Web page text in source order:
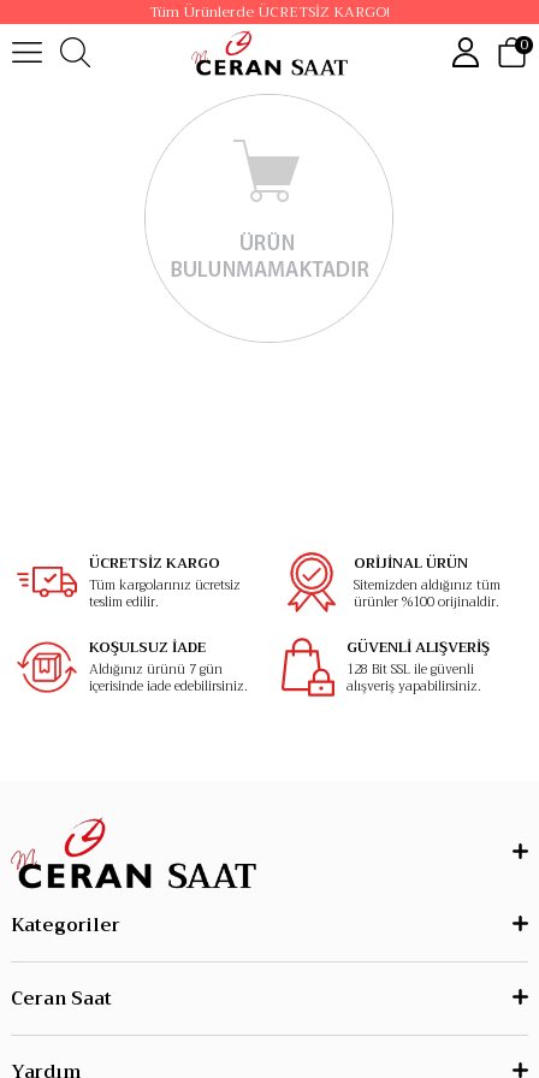
Tüm Ürünlerde ÜCRETSİZ KARGO!
0
ÜCRETSİZ KARGO
Tüm kargolarınız ücretsiz
teslim edilir.
ORİJİNAL ÜRÜN
Sitemizden aldığınız tüm
ürünler %100 orijinaldir.
KOŞULSUZ İADE
Aldığınız ürünü 7 gün
içerisinde iade edebilirsiniz.
GÜVENLİ ALIŞVERİŞ
128 Bit SSL ile güvenli
alışveriş yapabilirsiniz.
Kategoriler
Ceran Saat